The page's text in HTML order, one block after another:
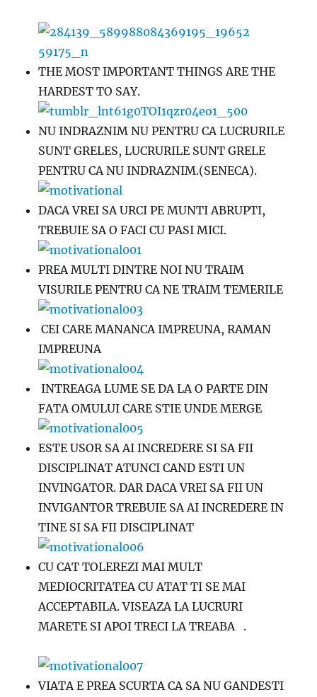
THE MOST IMPORTANT THINGS ARE THE
HARDEST TO SAY.
NU INDRAZNIM NU PENTRU CA LUCRURILE
SUNT GRELES, LUCRURILE SUNT GRELE
PENTRU CA NU INDRAZNIM.(SENECA).
DACA VREI SA URCI PE MUNTI ABRUPTI,
TREBUIE SA O FACI CU PASI MICI.
PREA MULTI DINTRE NOI NU TRAIM
VISURILE PENTRU CA NE TRAIM TEMERILE
CEI CARE MANANCA IMPREUNA, RAMAN
IMPREUNA
INTREAGA LUME SE DA LA O PARTE DIN
FATA OMULUI CARE STIE UNDE MERGE
ESTE USOR SA AI INCREDERE SI SA FII
DISCIPLINAT ATUNCI CAND ESTI UN
INVINGATOR. DAR DACA VREI SA FII UN
INVIGANTOR TREBUIE SA AI INCREDERE IN
TINE SI SA FII DISCIPLINAT
CU CAT TOLEREZI MAI MULT
MEDIOCRITATEA CU ATAT TI SE MAI
ACCEPTABILA. VISEAZA LA LUCRURI
MARETE SI APOI TRECI LA TREABA .
VIATA E PREA SCURTA CA SA NU GANDESTI